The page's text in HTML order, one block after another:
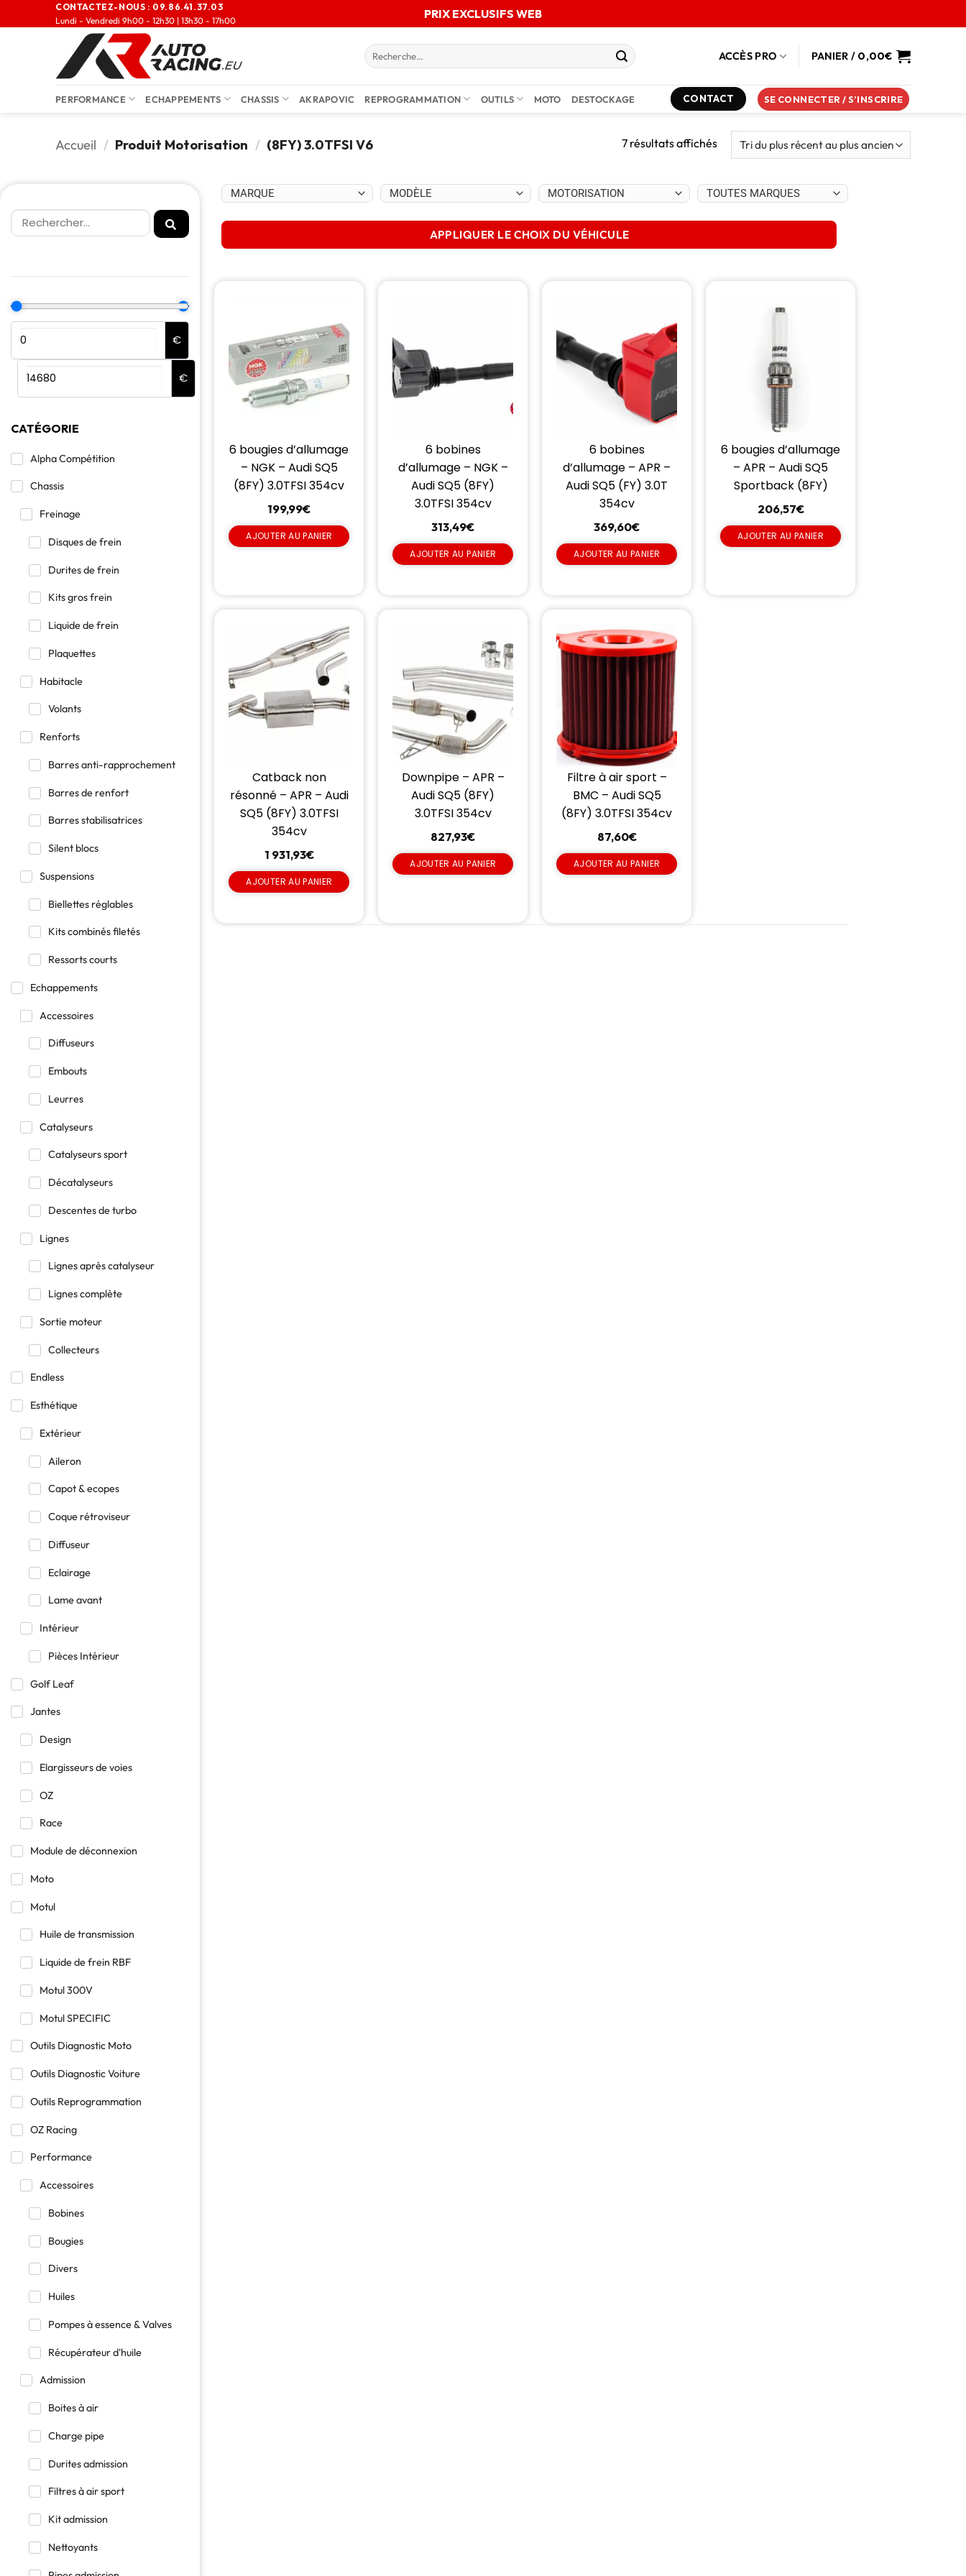
CONTACTEZ-NOUS : 09.86.41.37.03
Lundi - Vendredi 9h00 - 12h30 | 13h30 - 17h00
PRIX EXCLUSIFS WEB
ACCÈS PRO PANIER / 0,00€
PERFORMANCE ECHAPPEMENTS CHASSIS AKRAPOVIC REPROGRAMMATION OUTILS MOTO DESTOCKAGE CONTACT SE CONNECTER / S’INSCRIRE
Accueil / Produit Motorisation / (8FY) 3.0TFSI V6 7 résultats affichés
€
€
CATÉGORIE
Alpha Compétition
Chassis
Freinage
Disques de frein
Durites de frein
Kits gros frein
Liquide de frein
Plaquettes
Habitacle
Volants
Renforts
Barres anti-rapprochement
Barres de renfort
Barres stabilisatrices
Silent blocs
Suspensions
Biellettes réglables
Kits combinés filetés
Ressorts courts
Echappements
Accessoires
Diffuseurs
Embouts
Leurres
Catalyseurs
Catalyseurs sport
Décatalyseurs
Descentes de turbo
Lignes
Lignes après catalyseur
Lignes complète
Sortie moteur
Collecteurs
Endless
Esthétique
Extérieur
Aileron
Capot & ecopes
Coque rétroviseur
Diffuseur
Eclairage
Lame avant
Intérieur
Pièces Intérieur
Golf Leaf
Jantes
Design
Elargisseurs de voies
OZ
Race
Module de déconnexion
Moto
Motul
Huile de transmission
Liquide de frein RBF
Motul 300V
Motul SPECIFIC
Outils Diagnostic Moto
Outils Diagnostic Voiture
Outils Reprogrammation
OZ Racing
Performance
Accessoires
Bobines
Bougies
Divers
Huiles
Pompes à essence & Valves
Récupérateur d'huile
Admission
Boites à air
Charge pipe
Durites admission
Filtres à air sport
Kit admission
Nettoyants
APPLIQUER LE CHOIX DU VÉHICULE
6 bougies d’allumage
– NGK – Audi SQ5
(8FY) 3.0TFSI 354cv
199,99€
AJOUTER AU PANIER
6 bobines
d’allumage – NGK –
Audi SQ5 (8FY)
3.0TFSI 354cv
313,49€
AJOUTER AU PANIER
6 bobines
d’allumage – APR –
Audi SQ5 (FY) 3.0T
354cv
369,60€
AJOUTER AU PANIER
6 bougies d’allumage
– APR – Audi SQ5
Sportback (8FY)
206,57€
AJOUTER AU PANIER
Catback non
résonné – APR – Audi
SQ5 (8FY) 3.0TFSI
354cv
1 931,93€
AJOUTER AU PANIER
Downpipe – APR –
Audi SQ5 (8FY)
3.0TFSI 354cv
827,93€
AJOUTER AU PANIER
Filtre à air sport –
BMC – Audi SQ5
(8FY) 3.0TFSI 354cv
87,60€
AJOUTER AU PANIER